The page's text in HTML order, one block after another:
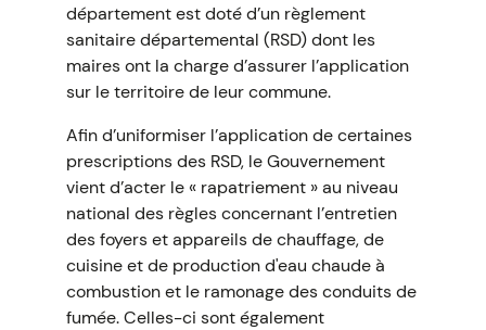
département est doté d’un règlement
sanitaire départemental (RSD) dont les
maires ont la charge d’assurer l’application
sur le territoire de leur commune.
Afin d’uniformiser l’application de certaines
prescriptions des RSD, le Gouvernement
vient d’acter le « rapatriement » au niveau
national des règles concernant l’entretien
des foyers et appareils de chauffage, de
cuisine et de production d'eau chaude à
combustion et le ramonage des conduits de
fumée. Celles-ci sont également